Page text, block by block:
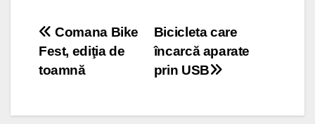
Navigare
în
Bicicleta care
încarcă aparate
prin USB
Comana Bike
Fest, ediţia de
toamnă